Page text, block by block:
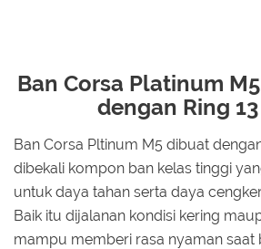
Ban Corsa Platinum
dengan Ring
Ban Corsa Pltinum M5 dibuat
dibekali kompon ban kelas tinggi
untuk daya tahan serta daya
Baik itu dijalanan kondisi kering
mampu memberi rasa nyaman saat